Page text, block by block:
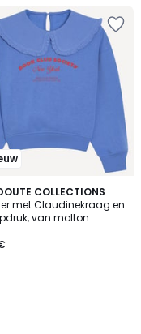
COLLECTIONS
met Claudinekraag en
van molton